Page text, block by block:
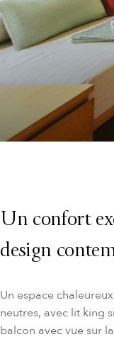
Un confort
design
Un espace
neutres, avec lit king
balcon avec vue sur